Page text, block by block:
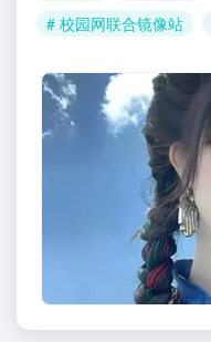
# 校园网联合镜像站